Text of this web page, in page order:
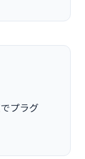
プラグ